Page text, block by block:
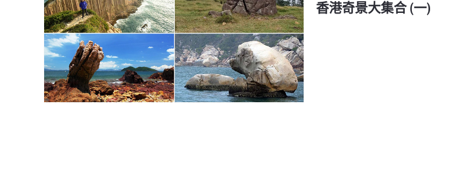
香港奇景大集合 (一)